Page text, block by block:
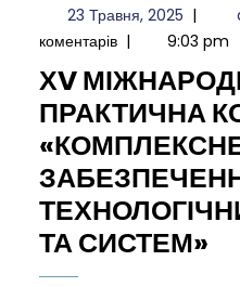
23 Травня, 202523
Травня,
2025
|
коментарів | 9:03 pm
ХV
ПРАКТИЧНА
ТА СИСТЕМ»